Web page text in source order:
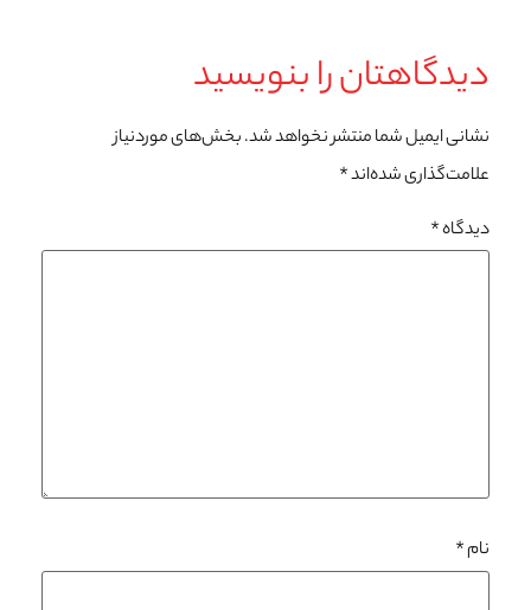
دیدگاهتان را بنویسید
نشانی ایمیل شما منتشر نخواهد شد.بخش‌های موردنیاز
علامت‌گذاری شده‌اند*
دیدگاه*
نام*